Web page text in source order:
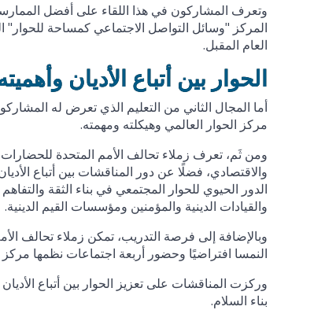
وتعرف المشاركون في هذا اللقاء على أفضل
العام المقبل.
الحوار بين أتباع الأديان
أما المجال الثاني من التعليم الذي تعرض له
مركز الحوار العالمي وهيكلته ومهمته.
ومن ثَم، تعرف زملاء تحالف الأمم المتحدة للحضارات
والاقتصادي، فضلًا عن دور المناقشات بين أتباع
الدور الحيوي للحوار المجتمعي في بناء الثقة
والقيادات الدينية والمؤمنين ومؤسسات القيم الدينية.
وبالإضافة إلى فرصة التدريب، تمكن زملاء تحالف
النمسا افتراضيًا وحضور أربعة اجتماعات نظمها مركز
وركزت المناقشات على تعزيز الحوار بين أتباع
بناء السلام.